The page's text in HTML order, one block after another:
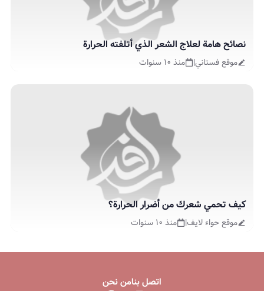
نصائح هامة لعلاج الشعر الذي أتلفته الحرارة
موقع فستاني| منذ ١٠ سنوات
كيف تحمي شعرك من أضرار الحرارة؟
موقع حواء لايف| منذ ١٠ سنوات
اتصل بنامن نحن